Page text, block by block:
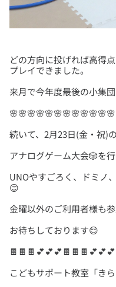
どの方向に投げれば高得
UNOやすごろく、ドミノ